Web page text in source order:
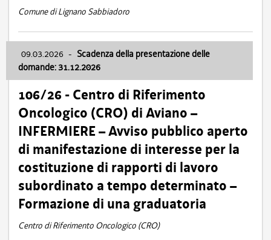
Comune di Lignano Sabbiadoro
09.03.2026 - Scadenza della presentazione delle
domande: 31.12.2026
106/26 - Centro di Riferimento
Oncologico (CRO) di Aviano –
INFERMIERE – Avviso pubblico aperto
di manifestazione di interesse per la
costituzione di rapporti di lavoro
subordinato a tempo determinato –
Formazione di una graduatoria
Centro di Riferimento Oncologico (CRO)